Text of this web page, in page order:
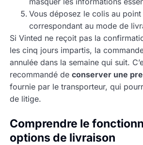
Vous déposez le colis au
correspondant au mode de
Si Vinted ne reçoit pas la
les cinq jours impartis, la
annulée dans la semaine qui suit.
recommandé de conserver une
fournie par le transporteur, qui
de litige.
Comprendre le
options de livraison